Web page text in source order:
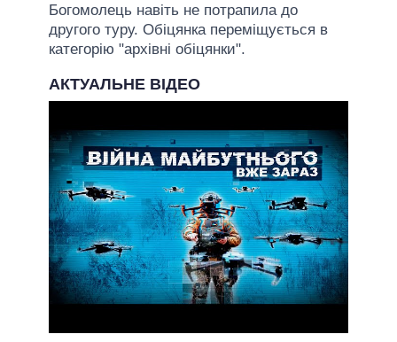
Богомолець навіть не потрапила до
другого туру. Обіцянка переміщується в
категорію "архівні обіцянки".
АКТУАЛЬНЕ ВІДЕО